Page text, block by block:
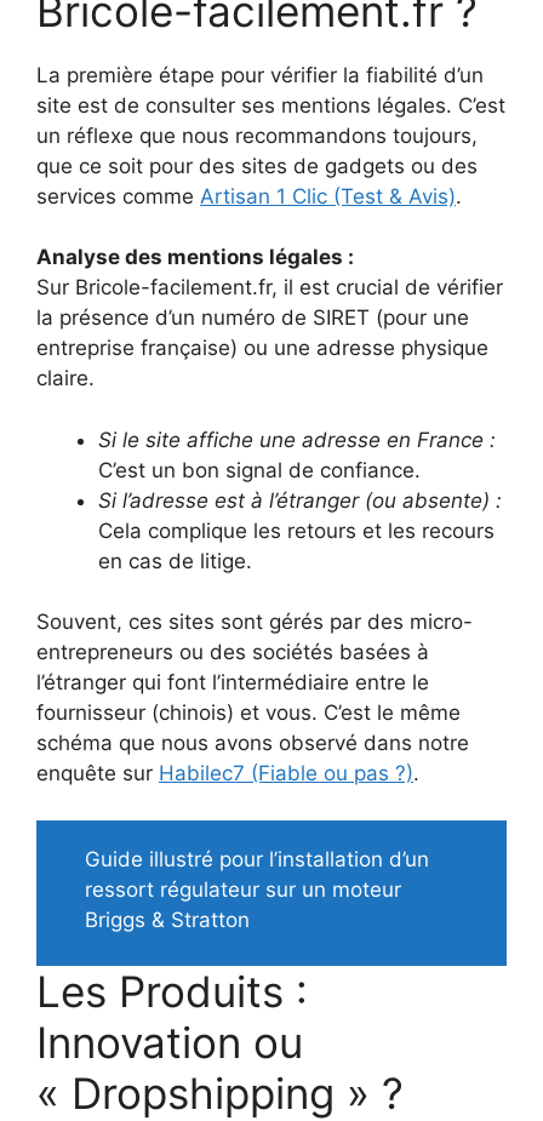
Bricole-facilement.fr ?
La première étape pour vérifier la fiabilité d’un
site est de consulter ses mentions légales. C’est
un réflexe que nous recommandons toujours,
que ce soit pour des sites de gadgets ou des
services comme Artisan 1 Clic (Test & Avis).
Analyse des mentions légales :
Sur Bricole-facilement.fr, il est crucial de vérifier
la présence d’un numéro de SIRET (pour une
entreprise française) ou une adresse physique
claire.
Si le site affiche une adresse en France :
C’est un bon signal de confiance.
Si l’adresse est à l’étranger (ou absente) :
Cela complique les retours et les recours
en cas de litige.
Souvent, ces sites sont gérés par des micro-
entrepreneurs ou des sociétés basées à
l’étranger qui font l’intermédiaire entre le
fournisseur (chinois) et vous. C’est le même
schéma que nous avons observé dans notre
enquête sur Habilec7 (Fiable ou pas ?).
Guide illustré pour l’installation d’un
ressort régulateur sur un moteur
Briggs & Stratton
Les Produits :
Innovation ou
« Dropshipping » ?